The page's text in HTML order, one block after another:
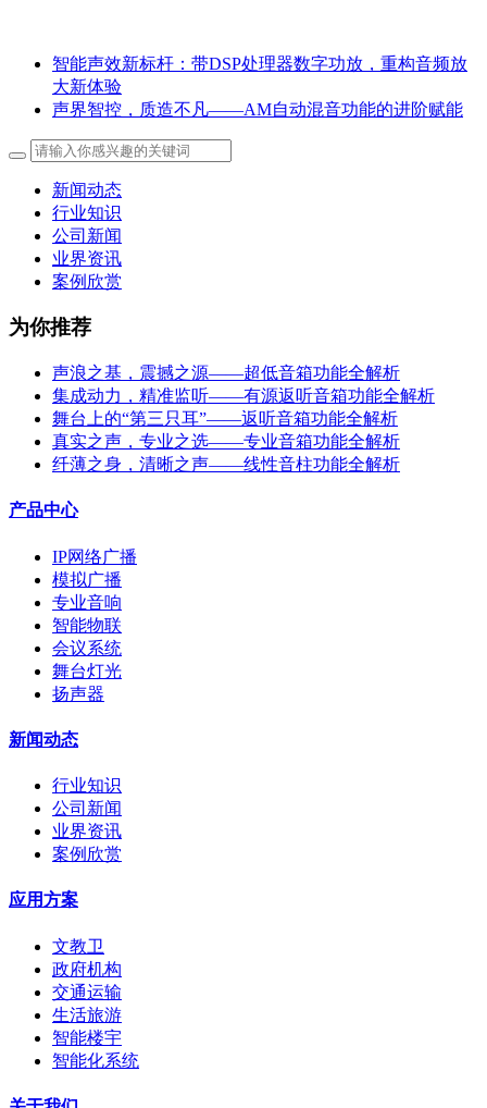
智能声效新标杆：带DSP处理器数字功放，重构音频放
大新体验
声界智控，质造不凡——AM自动混音功能的进阶赋能
新闻动态
行业知识
公司新闻
业界资讯
案例欣赏
为你推荐
声浪之基，震撼之源——超低音箱功能全解析
集成动力，精准监听——有源返听音箱功能全解析
舞台上的“第三只耳”——返听音箱功能全解析
真实之声，专业之选——专业音箱功能全解析
纤薄之身，清晰之声——线性音柱功能全解析
产品中心
IP网络广播
模拟广播
专业音响
智能物联
会议系统
舞台灯光
扬声器
新闻动态
行业知识
公司新闻
业界资讯
案例欣赏
应用方案
文教卫
政府机构
交通运输
生活旅游
智能楼宇
智能化系统